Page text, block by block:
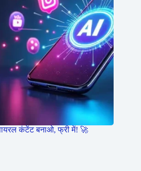
कंटेंट बनाओ, फ्री में! 🚀